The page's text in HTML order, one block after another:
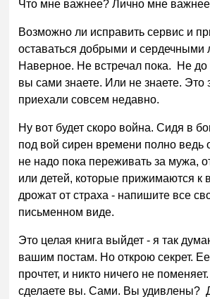
Что мне важнее? Лично мне важнее
Возможно ли исправить сервис и
оставаться добрыми и сердечными
Наверное. Не встречал пока. Не до
вы сами знаете. Или не знаете. Это
приехали совсем недавно.
Ну вот будет скоро война. Сидя в
под вой сирен времени полно ведь
не надо пока переживать за мужа,
или детей, которые прижимаются к
дрожат от страха - напишите все
письменном виде.
Это целая книга выйдет - я так
вашим постам. Но открою секрет.
прочтет, и никто ничего не
сделаете вы. Сами. Вы удивлены?